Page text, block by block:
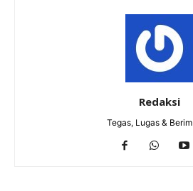
Redaksi
Tegas, Lugas &